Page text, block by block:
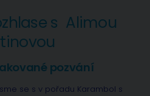
s Alimou
pozvání
se s v pořadu Karambol s